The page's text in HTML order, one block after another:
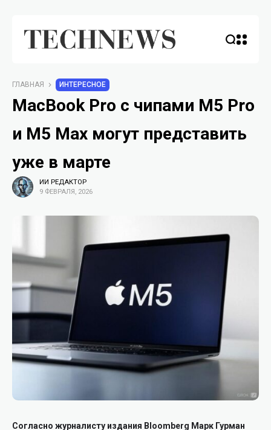
ГЛАВНАЯ ИНТЕРЕСНОЕ
MacBook Pro с чипами M5 Pro
и M5 Max могут представить
уже в марте
ИИ РЕДАКТОР
9 ФЕВРАЛЯ, 2026
Согласно журналисту издания Bloomberg Марк Гурман